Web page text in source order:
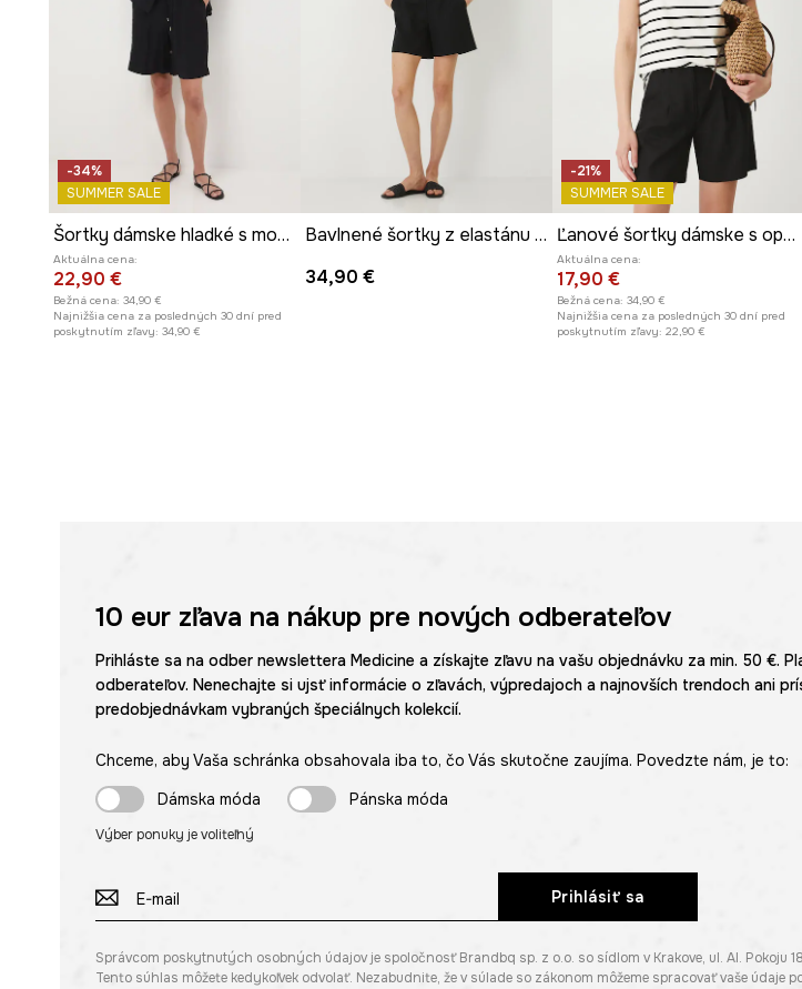
Zásuvné bočné vrecká
umožňujú pohodlné uskladnenie drobných
predmetov.
Štruktúra tkaniny s diagonálnou väzbou dodáva materiálu jemnú textúru.
Hladký vzorv čiernej farbe uľahčuje kombinovanie šortiek s rôznorodými
prvkami šatníka.
-34%
SUMMER SALE
Šortky dámske hladké s modalom
Aktuálna cena:
22,90 €
Bežná cena: 34,90 €
Najnižšia cena za posledných 30 dní pred
poskytnutím zľavy: 34,90 €
Bavlnené šortky z elastánu s opaskom čierna farba
34,90 €
-21%
SUMMER SALE
Ľanové šortky dámske s opaskom hladké čierna farba
Aktuálna cena:
17,90 €
Bežná cena: 34,90 €
Najnižšia cena za posledných 30 dní pred
poskytnutím zľavy: 22,90 €
10 eurzľava na nákup pre nových odberateľov
Prihláste sa na odber newslettera Medicine a získajte zľavu na vašu objednávku za min. 50 €.
odberateľov. Nenechajte si ujsť informácie o zľavách, výpredajoch a najnovších trendoch ani
predobjednávkam vybraných špeciálnych kolekcií.
Chceme, aby Vaša schránka obsahovala iba to, čo Vás skutočne zaujíma. Povedzte nám, je to:
Dámska móda
Pánska móda
Výber ponuky je voliteľný
Prihlásiť sa
Správcom poskytnutých osobných údajov je spoločnosť Brandbq sp. z o.o. so sídlom v Krakove, ul. Al. Pokoju
Tento súhlas môžete kedykoľvek odvolať. Nezabudnite, že v súlade so zákonom môžeme spracovať vaše údaje